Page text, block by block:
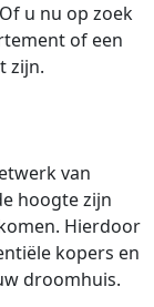
u nu op zoek
of een
zijn.
van
hoogte zijn
Hierdoor
kopers en
droomhuis.